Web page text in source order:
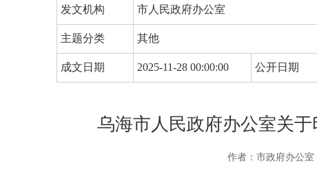
发文机构 市人民政府办公室
主题分类 其他
成文日期 2025-11-28 00:00:00 公开日期
乌海市人民政府办公室关
作者：市政府办公室